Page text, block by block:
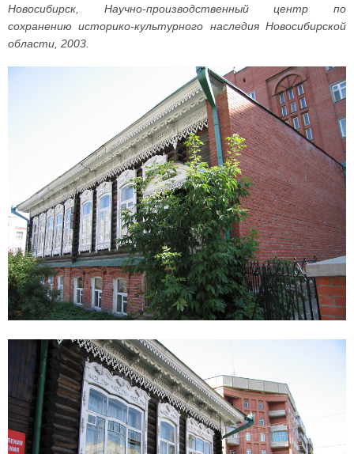
Новосибирск, Научно-производственный центр по
сохранению историко-культурного наследия Новосибирской
области, 2003.